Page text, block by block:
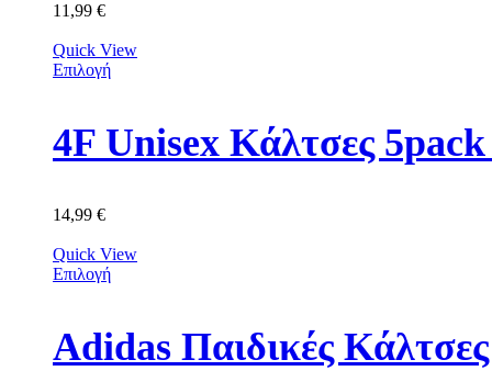
11,99 €
Quick View
Επιλογή
4F Unisex Κάλτσες
14,99 €
Quick View
Επιλογή
Adidas Παιδικές